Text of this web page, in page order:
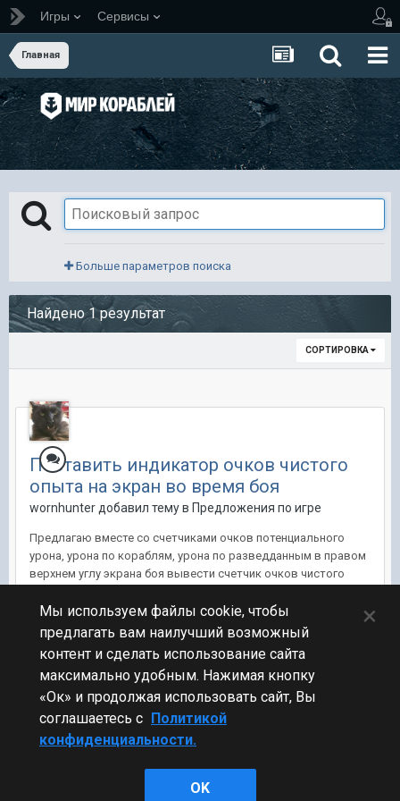
Игры Сервисы
Главная
Больше параметров поиска
Найдено 1 результат
СОРТИРОВКА
Поставить индикатор очков чистого
опыта на экран во время боя
wornhunter добавил тему в Предложения по игре
Предлагаю вместе со счетчиками очков потенциального
урона, урона по кораблям, урона по разведданным в правом
верхнем углу экрана боя вывести счетчик очков чистого
выполнении личных испытаний, а также клановых задач в
Морском сражении. Хотел...
10 окт 2022, 21:30:43 35 ответов 6
Стиль
Мы используем файлы cookie, чтобы
предлагать вам наилучший возможный
контент и сделать использование сайта
максимально удобным. Нажимая кнопку
«Ок» и продолжая использовать сайт, Вы
соглашаетесь с Политикой
конфиденциальности.
OK
×